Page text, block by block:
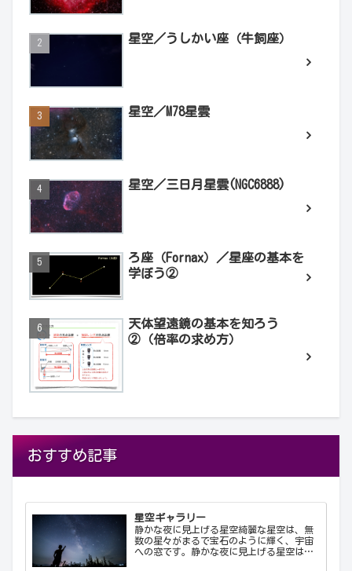
星空／うしかい座（牛飼座）
星空／M78星雲
星空／三日月星雲(NGC6888)
ろ座（Fornax）／星座の基本を
学ぼう②
天体望遠鏡の基本を知ろう
②（倍率の求め方）
おすすめ記事
星空ギャラリー
静かな夜に見上げる星空綺麗な星空は、無
数の星々がまるで宝石のように輝く、宇宙
への窓です。静かな夜に見上げる星空は、